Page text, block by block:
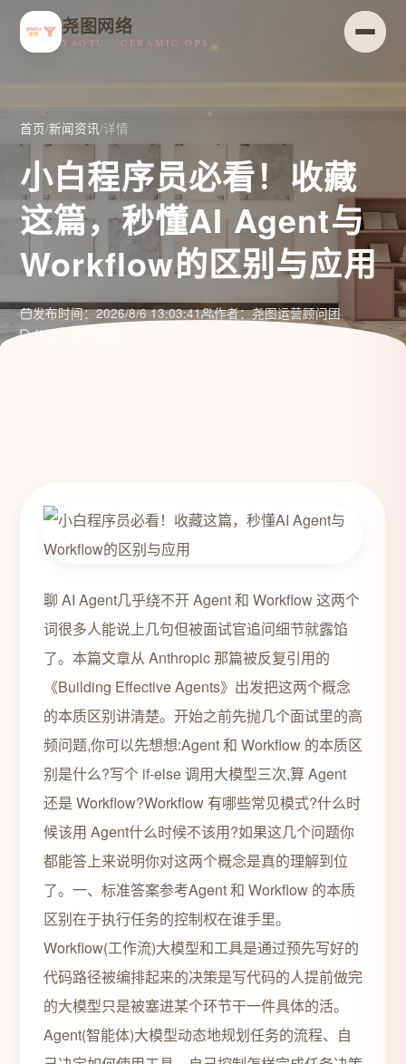
尧图网络
YAOTU · CERAMIC OPS
首页/新闻资讯/详情
小白程序员必看！收藏
这篇，秒懂AI Agent与
Workflow的区别与应用
发布时间：2026/8/6 13:03:41
作者：尧图运营顾问团
分类：行业资讯
聊 AI Agent几乎绕不开 Agent 和 Workflow 这两个
词很多人能说上几句但被面试官追问细节就露馅
了。本篇文章从 Anthropic 那篇被反复引用的
《Building Effective Agents》出发把这两个概念
的本质区别讲清楚。开始之前先抛几个面试里的高
频问题,你可以先想想:Agent 和 Workflow 的本质区
别是什么?写个 if-else 调用大模型三次,算 Agent
还是 Workflow?Workflow 有哪些常见模式?什么时
候该用 Agent什么时候不该用?如果这几个问题你
都能答上来说明你对这两个概念是真的理解到位
了。一、标准答案参考Agent 和 Workflow 的本质
区别在于执行任务的控制权在谁手里。
Workflow(工作流)大模型和工具是通过预先写好的
代码路径被编排起来的决策是写代码的人提前做完
的大模型只是被塞进某个环节干一件具体的活。
Agent(智能体)大模型动态地规划任务的流程、自